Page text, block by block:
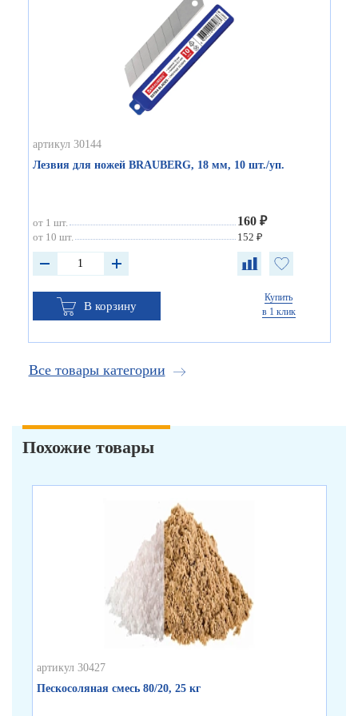
артикул 30144
Лезвия для ножей BRAUBERG, 18 мм, 10 шт./уп.
от 1 шт. 160 ₽
от 10 шт. 152 ₽
В корзину
Купить
в 1 клик
Все товары категории
Похожие товары
артикул 30427
Пескосоляная смесь 80/20, 25 кг